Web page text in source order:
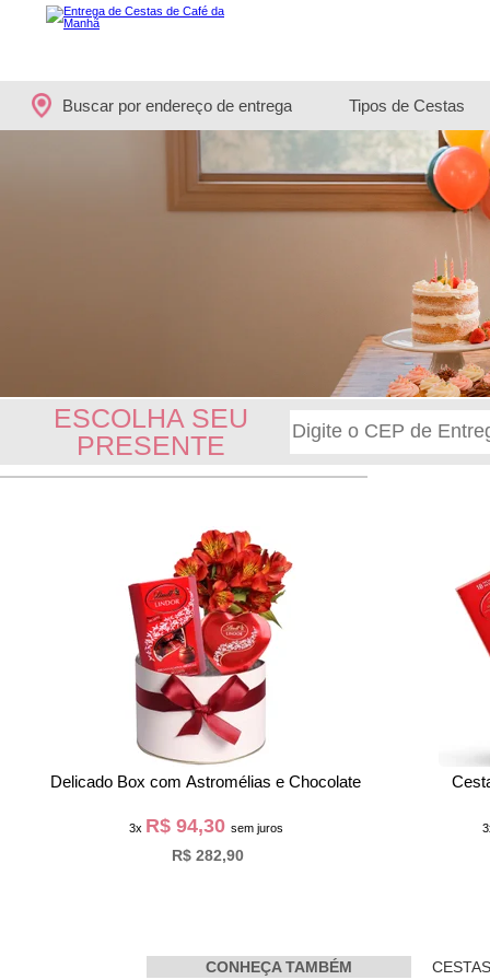
Buscar por endereço de entrega Tipos de Cestas
ESCOLHA SEU
PRESENTE
Delicado Box com Astromélias e Chocolate
3x R$ 94,30 sem juros
R$ 282,90
CONHEÇA TAMBÉM